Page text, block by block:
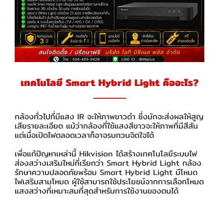
เทคโนโลยี Smart Hybrid Light คืออะไร?
กล้องทั่วไปที่มีแสง IR จะให้ภาพขาวดำ ซึ่งมักจะส่งผลให้สูญ
เสียรายละเอียด แม้ว่ากล้องที่ใช้แสงสีขาวจะให้ภาพที่มีสีสัน
แต่เมื่อเปิดไฟตลอดเวลาก็อาจรบกวนจิตใจได้
เพื่อแก้ปัญหาเหล่านี้ Hikvision ได้สร้างเทคโนโลยีระบบไฟ
ส่องสว่างเสริมใหม่ที่เรียกว่า Smart Hybrid Light กล้อง
รักษาความปลอดภัยพร้อม Smart Hybrid Light มีโหมด
ไฟเสริมสามโหมด ผู้ใช้สามารถใช้ประโยชน์จากการเลือกโหมด
แสงสว่างที่เหมาะสมที่สุดสำหรับการใช้งานของตนได้